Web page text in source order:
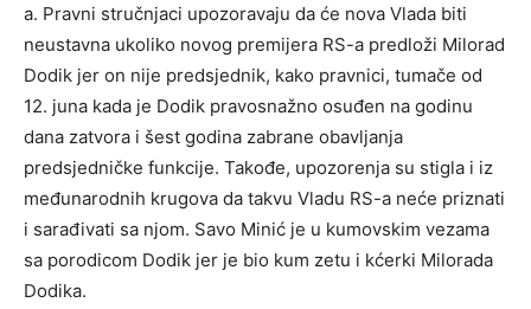
a. Pravni stručnjaci upozoravaju da će nova Vlada biti
neustavna ukoliko novog premijera RS-a predloži Milorad
Dodik jer on nije predsjednik, kako pravnici, tumače od
12. juna kada je Dodik pravosnažno osuđen na godinu
dana zatvora i šest godina zabrane obavljanja
predsjedničke funkcije. Takođe, upozorenja su stigla i iz
međunarodnih krugova da takvu Vladu RS-a neće priznati
i sarađivati sa njom. Savo Minić je u kumovskim vezama
sa porodicom Dodik jer je bio kum zetu i kćerki Milorada
Dodika.